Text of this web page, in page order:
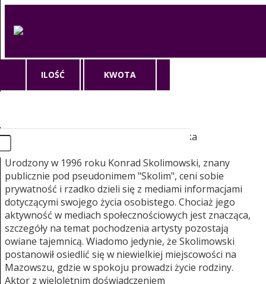
ILOŚĆ KWOTA
Skolim, czyli Konrad Skolimowski - sylwetka
wszechstronnego artysty
Urodzony w 1996 roku Konrad Skolimowski, znany
publicznie pod pseudonimem "Skolim", ceni sobie
prywatność i rzadko dzieli się z mediami informacjami
dotyczącymi swojego życia osobistego. Chociaż jego
aktywność w mediach społecznościowych jest znacząca,
szczegóły na temat pochodzenia artysty pozostają
owiane tajemnicą. Wiadomo jedynie, że Skolimowski
postanowił osiedlić się w niewielkiej miejscowości na
Mazowszu, gdzie w spokoju prowadzi życie rodziny.
Aktor z wieloletnim doświadczeniem